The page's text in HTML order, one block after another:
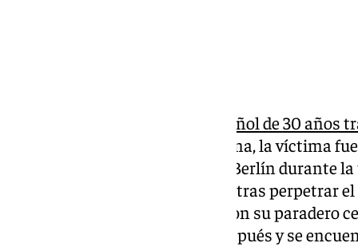
grave un turista español de 30 años
Según informó la Policía germana, la víctima
el Memorial del Holocausto de Berlín durante
viernes. El autor se dio a la fuga tras perpetrar
autoridades consiguieron dar con su paradero
Brandemburgo varias horas después y se